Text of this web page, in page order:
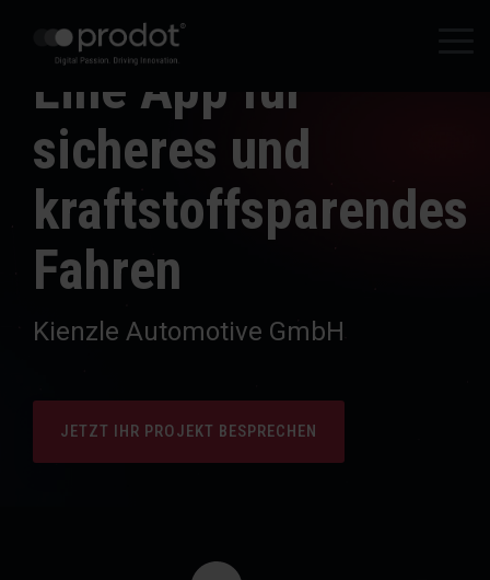
Hauptinhalt
springen.
Eine App für
sicheres und
kraftstoffsparendes
Fahren
Kienzle Automotive GmbH
JETZT IHR PROJEKT BESPRECHEN